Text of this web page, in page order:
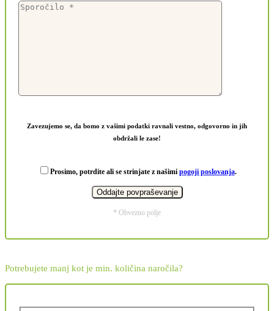
Zavezujemo se, da bomo z vašimi podatki ravnali vestno, odgovorno in jih
obdržali le zase!
Prosimo, potrdite ali se strinjate z našimi pogoji poslovanja.
* Obvezno polje
Potrebujete manj kot je min. količina naročila?